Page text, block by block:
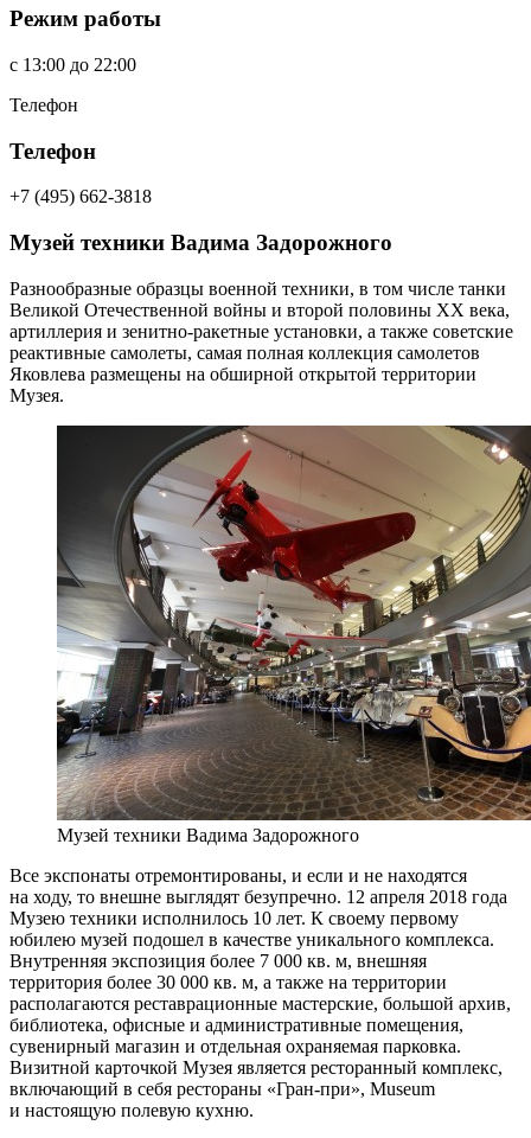
Режим работы
c 13:00 до 22:00
Телефон
Телефон
+7 (495) 662-3818
Музей техники Вадима Задорожного
Разнообразные образцы военной техники, в том числе танки
Великой Отечественной войны и второй половины XX века,
артиллерия и зенитно-ракетные установки, а также советские
реактивные самолеты, самая полная коллекция самолетов
Яковлева размещены на обширной открытой территории
Музея.
Музей техники Вадима Задорожного
Все экспонаты отремонтированы, и если и не находятся
на ходу, то внешне выглядят безупречно. 12 апреля 2018 года
Музею техники исполнилось 10 лет. К своему первому
юбилею музей подошел в качестве уникального комплекса.
Внутренняя экспозиция более 7 000 кв. м, внешняя
территория более 30 000 кв. м, а также на территории
располагаются реставрационные мастерские, большой архив,
библиотека, офисные и административные помещения,
сувенирный магазин и отдельная охраняемая парковка.
Визитной карточкой Музея является ресторанный комплекс,
включающий в себя рестораны «Гран-при», Museum
и настоящую полевую кухню.